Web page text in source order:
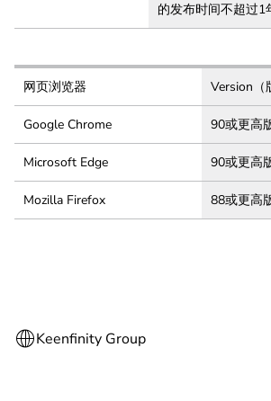
的发布时间不超过1
网页浏览器 Version（
Google Chrome 90或更高
Microsoft Edge 90或更高
Mozilla Firefox 88或更高